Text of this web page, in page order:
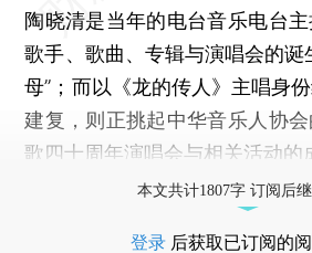
陶晓清是当年的电台音乐电台
歌手、歌曲、专辑与演唱会的诞
母”；而以《龙的传人》主唱身
建复，则正挑起中华音乐人协
歌四十周年演唱会与相关活动的
本文共计1807字 订阅后
登录 后获取已订阅的